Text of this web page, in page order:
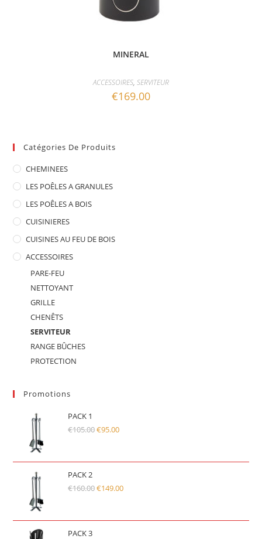
MINERAL
ACCESSOIRES, SERVITEUR
€169.00
Catégories De Produits
CHEMINEES
LES POÊLES A GRANULES
LES POÊLES A BOIS
CUISINIERES
CUISINES AU FEU DE BOIS
ACCESSOIRES
PARE-FEU
NETTOYANT
GRILLE
CHENÊTS
SERVITEUR
RANGE BÛCHES
PROTECTION
Promotions
PACK 1
€105.00Le
initial
€105.00.
€95.00Le
actuel
€95.00.
PACK 2
€160.00Le
initial
€149.00Le
actuel
PACK 3